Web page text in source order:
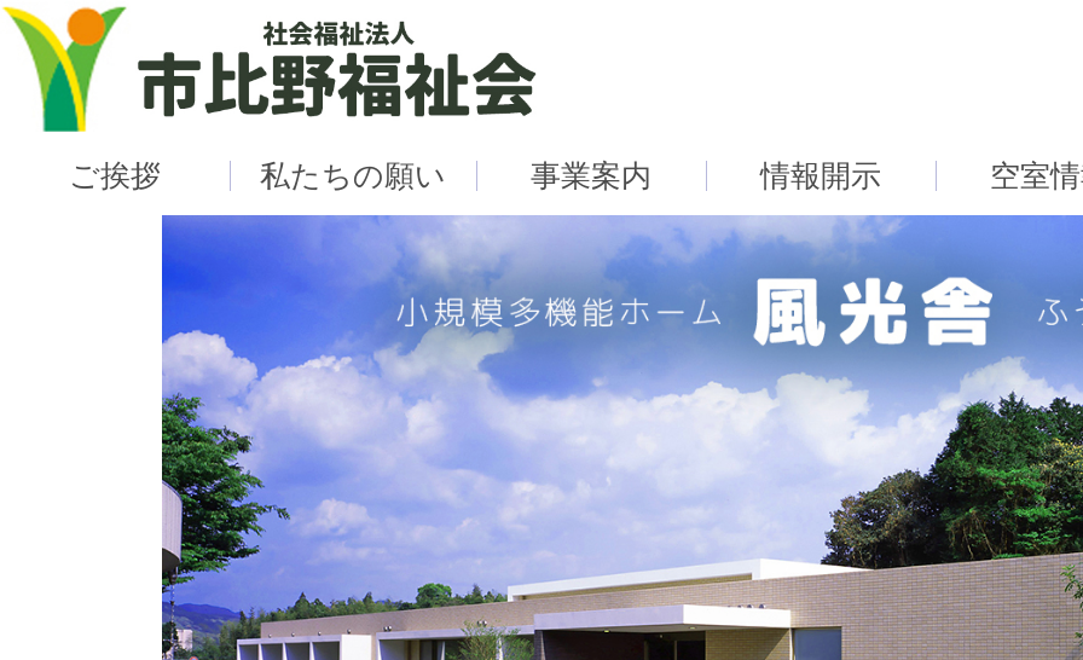
ご挨拶 私たちの願い 事業案内 情報開示 空室